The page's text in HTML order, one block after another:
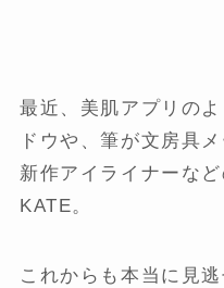
最近、美肌アプリの
ドウや、筆が文房具
新作アイライナーな
KATE。
これからも本当に見